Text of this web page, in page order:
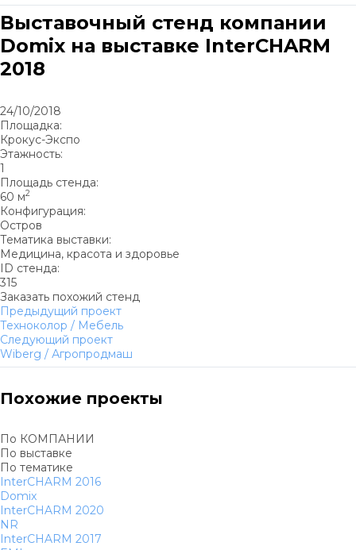
Выставочный стенд компании
Domix на выставке InterCHARM
2018
24/10/2018
Площадка:
Крокус-Экспо
Этажность:
1
Площадь стенда:
60 м2
Конфигурация:
Остров
Тематика выставки:
Медицина, красота и здоровье
ID стенда:
315
Заказать похожий стенд
Предыдущий проект
Техноколор / Мебель
Следующий проект
Wiberg / Агропродмаш
Похожие проекты
По КОМПАНИИ
По выставке
По тематике
InterCHARM 2016
Domix
InterCHARM 2020
NR
InterCHARM 2017